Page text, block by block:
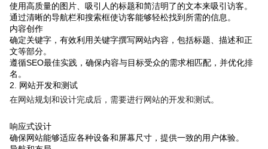
使用高质量的图片、吸引人的标题和简洁明了的文本来吸引访客。
通过清晰的导航栏和搜索框使访客能够轻松找到所需的信息。
内容创作
确定关键字，有效利用关键字撰写网站内容，包括标题、描述和正
文等部分。
遵循SEO最佳实践，确保内容与目标受众的需求相匹配，并优化排
名。
2. 网站开发和测试
在网站规划和设计完成后，需要进行网站的开发和测试。
响应式设计
确保网站能够适应各种设备和屏幕尺寸，提供一致的用户体验。